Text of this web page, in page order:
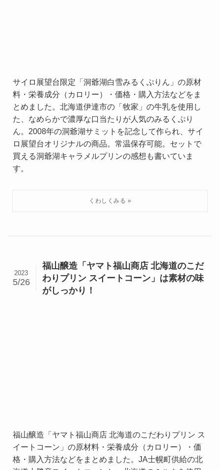
サイロ展望台限定「洞爺湖白雪みるくぷりん」の原材
料・栄養成分（カロリー）・価格・購入方法などをま
とめました。北海道伊達市の「牧家」の牛乳を使用し
た、なめらかで濃厚な口当たりが人気のみるくぷり
ん。2008年の洞爺湖サミットを記念して作られ、サイ
ロ展望台オリジナルの商品。常温保存可能。セットで
買える洞爺湖キャラメルプリンの感想も書いていま
す。
福山醸造「ヤマト福山商店 北海道のこだ
わりプリン スイートコーン」は素材の味
がしっかり！
2023
5/26
福山醸造「ヤマト福山商店 北海道のこだわりプリン ス
イートコーン」の原材料・栄養成分（カロリー）・価
格・購入方法などをまとめました。JA士幌町供給の北